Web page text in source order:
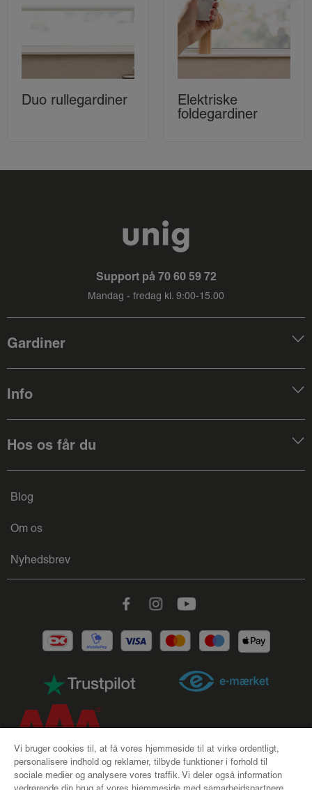
Duo rullegardiner
Elektriske
foldegardiner
Support på 70 60 59 72
Mandag - fredag kl. 9:00-15.00
Gardiner
Info
Hos os får du
Blog
Om os
Nyhedsbrev
FacebookInstagramYoutube
CSR | Handelsbetingelser | Cookies | Privatlivspolitik |
Vi bruger cookies til, at få vores hjemmeside til at virke ordentligt,
personalisere indhold og reklamer, tilbyde funktioner i forhold til
sociale medier og analysere vores traffik. Vi deler også information